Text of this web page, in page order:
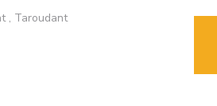
, Taroudant